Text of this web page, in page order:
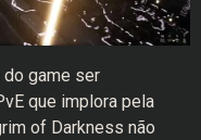
do game ser
que implora pela
of Darkness não